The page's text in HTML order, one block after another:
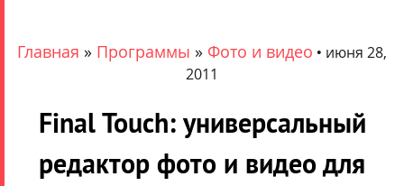
Главная » Программы » Фото и видео • июня 28,
2011
Final Touch: универсальный
редактор фото и видео для
000
рублей.